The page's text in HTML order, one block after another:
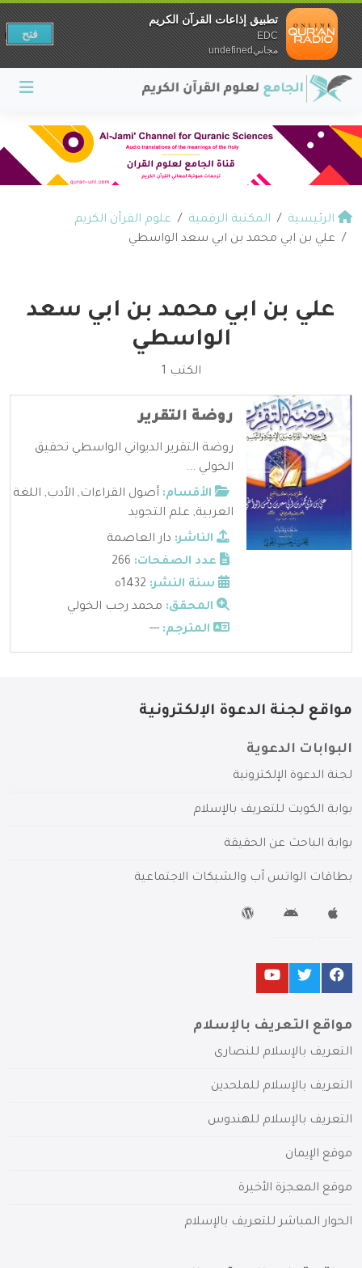
الرئيسية المكتبة الرقمية
علوم القرآن الكريم
علي بن ابي محمد بن ابي سعد الواسطي
علي بن ابي محمد بن ابي سعد
الواسطي
الكتب 1
روضة التقرير
روضة التقرير الديواني الواسطي تحقيق
الخولي ...
الأقسام: أصول القراءات, الأدب, اللغة
العربية, علم التجويد
الناشر: دار العاصمة
عدد الصفحات:
سنة النشر:
المحقق: محمد رجب الخولي
المترجم: ---
مواقع لجنة الدعوة الإلكترونية
البوابات الدعوية
لجنة الدعوة الإلكترونية
بوابة الكويت للتعريف بالإسلام
بوابة الباحث عن الحقيقة
بطاقات الواتس آب والشبكات الاجتماعية
مواقع التعريف بالإسلام
التعريف بالإسلام للنصارى
التعريف بالإسلام للملحدين
التعريف بالإسلام للهندوس
موقع الإيمان
موقع المعجزة الأخيرة
الحوار المباشر للتعريف بالإسلام
تطبيق إذاعات القرآن الكريم
EDC
مجانيundefined
فتح